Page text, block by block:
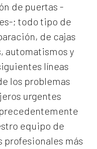
de puertas -
; todo tipo de
de cajas
automatismos y
líneas
los problemas
urgentes
equipo de
más